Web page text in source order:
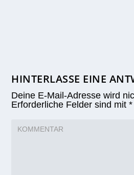
HINTERLASSE EINE
Deine E-Mail-Adresse wird
Erforderliche Felder sind mit*